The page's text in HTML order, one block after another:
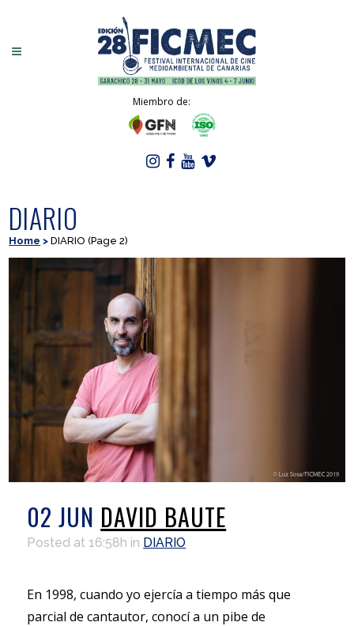
Miembro de:
DIARIO
Home >DIARIO (Page 2)
02 JUN DAVID BAUTE
Posted at 16:58h in DIARIO
En 1998, cuando yo ejercía a tiempo más que
parcial de cantautor, conocí a un pibe de